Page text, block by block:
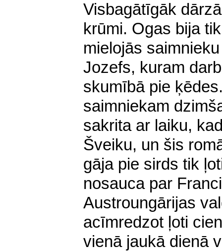
Visbagātīgāk
krūmi. Ogas bija
mielojās
Jozefs, kuram
skumībā pie
saimniekam
sakrita ar laiku,
Šveiku, un šis
gāja pie sirds tik
nosauca par
Austroungārijas
acīmredzot ļoti
vienā jaukā dienā